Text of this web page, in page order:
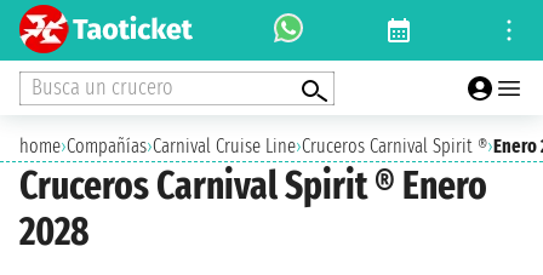
Busca un crucero
home›Compañías›Carnival Cruise Line›Cruceros Carnival Spirit ®›Enero
Cruceros Carnival Spirit ® Enero
2028